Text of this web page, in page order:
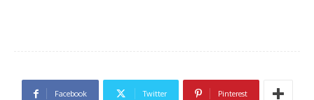
Facebook Twitter Pinterest